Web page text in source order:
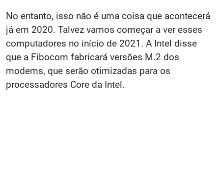
No entanto, isso não é uma coisa que acontecerá
já em 2020. Talvez vamos começar a ver esses
computadores no início de 2021. A Intel disse
que a Fibocom fabricará versões M.2 dos
modems, que serão otimizadas para os
processadores Core da Intel.